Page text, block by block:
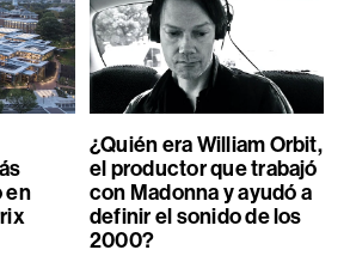
en
¿Quién era William Orbit,
el productor que trabajó
con Madonna y ayudó a
definir el sonido de los
2000?